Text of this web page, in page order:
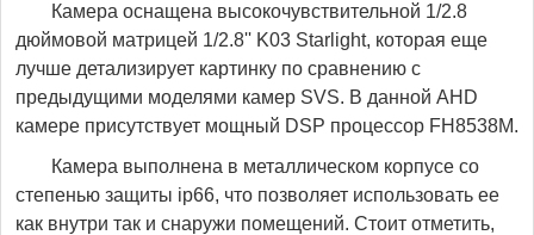
Камера оснащена высокочувствительной 1/2.8
дюймовой матрицей 1/2.8'' K03 Starlight, которая еще
лучше детализирует картинку по сравнению с
предыдущими моделями камер SVS. В данной AHD
камере присутствует мощный DSP процессор FH8538M.
Камера выполнена в металлическом корпусе со
степенью защиты ip66, что позволяет использовать ее
как внутри так и снаружи помещений. Стоит отметить,